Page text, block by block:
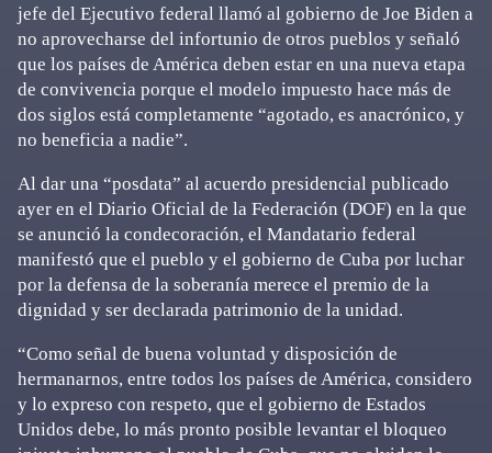
jefe del Ejecutivo federal llamó al gobierno de Joe Biden a
no aprovecharse del infortunio de otros pueblos y señaló
que los países de América deben estar en una nueva etapa
de convivencia porque el modelo impuesto hace más de
dos siglos está completamente “agotado, es anacrónico, y
no beneficia a nadie”.
Al dar una “posdata” al acuerdo presidencial publicado
ayer en el Diario Oficial de la Federación (DOF) en la que
se anunció la condecoración, el Mandatario federal
manifestó que el pueblo y el gobierno de Cuba por luchar
por la defensa de la soberanía merece el premio de la
dignidad y ser declarada patrimonio de la unidad.
“Como señal de buena voluntad y disposición de
hermanarnos, entre todos los países de América, considero
y lo expreso con respeto, que el gobierno de Estados
Unidos debe, lo más pronto posible levantar el bloqueo